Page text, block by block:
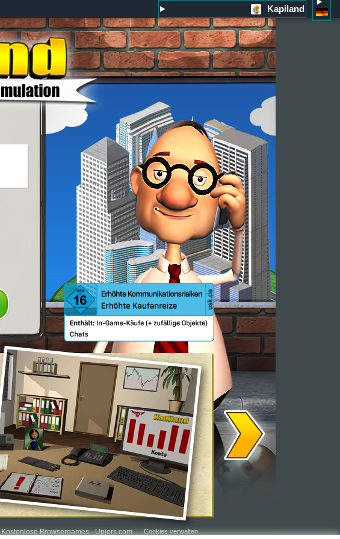
Kapiland
Kostenlose Browsergames - Upjers.com Cookies verwalten